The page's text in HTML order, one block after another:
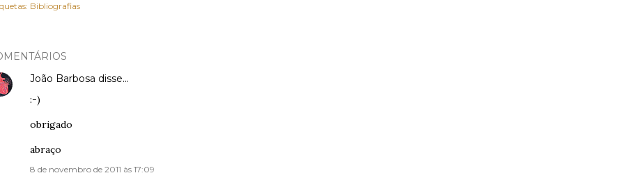
Bibliografias
João Barbosa disse…
:-)
obrigado
abraço
8 de novembro de 2011 às 17:09